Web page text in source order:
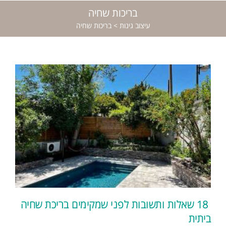
בריכות שחיה
עיצוב גינות >בריכות שחיה
18 שאלות ותשובות לפני שמקימים בריכת שחיה
ביתית